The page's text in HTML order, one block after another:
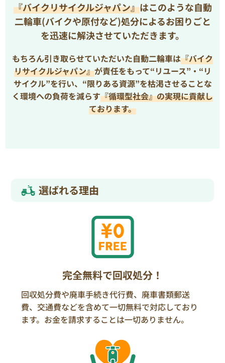
『バイクリサイクルジャパン』はこのような自動
二輪車(バイクや原付など)処分によるお困りごと
を迅速に解決させていただきます。
もちろん引き取らせていただいた自動二輪車は『バイク
リサイクルジャパン』が責任をもって“リユース”・“リ
サイクル”を行い、 “限りある資源”を枯渇させることな
く環境への負荷を減らす『循環型社会』の実現に貢献し
ております。
選ばれる理由
完全無料で回収処分！
回収処分費や廃車手続き代行費、廃車書類郵送
費、交通費などを含めて一切無料で対応しており
ます。お金を請求することは一切ありません。